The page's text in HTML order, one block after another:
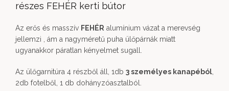
részes FEHÉR kerti bútor
Az erős és masszív FEHÉR alumínium vázat a merevség
jellemzi , ám a nagyméretű puha ülőpárnák miatt
ugyanakkor páratlan kényelmet sugall.
Az ülőgarnitúra 4 részből áll, 1db 3 személyes kanapéból
2db fotelből, 1 db dohányzóasztalból.